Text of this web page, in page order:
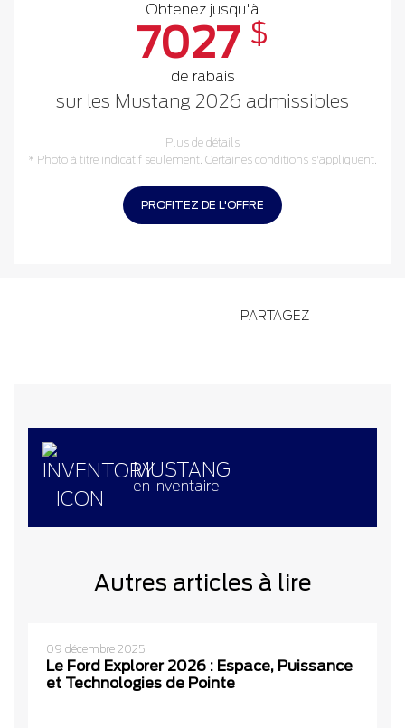
Obtenez jusqu'à
7027 $
de rabais
sur les Mustang 2026 admissibles
Plus de détails
* Photo à titre indicatif seulement. Certaines conditions s'appliquent.
PROFITEZ DE L'OFFRE
PARTAGEZ
MUSTANG
en inventaire
Autres articles à lire
09 décembre 2025
Le Ford Explorer 2026 : Espace, Puissance
et Technologies de Pointe